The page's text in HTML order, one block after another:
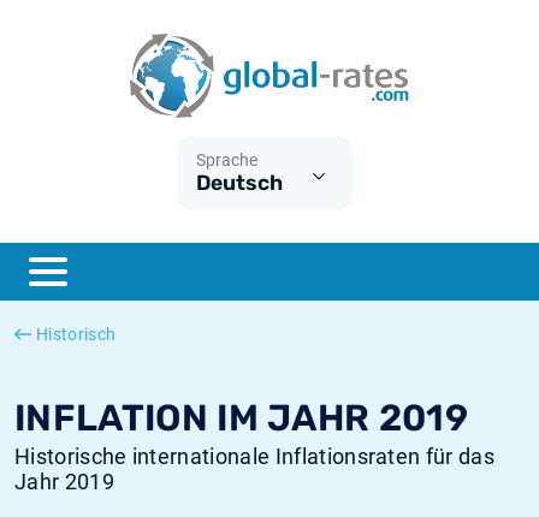
Sprache
Deutsch
Historisch
INFLATION IM JAHR 2019
Historische internationale Inflationsraten für das
Jahr 2019
ESTER
SONIA
Was ist die VPI-Inflation?
Was ist die HVPI-Inflation?
Deutsche inflation
Europäische inflation
Historische Euribor-Sätze
Historische ESTER-Sätze
Historische SOFR-Sätze
Historische SONIA-Sätze
Inflationsrechner